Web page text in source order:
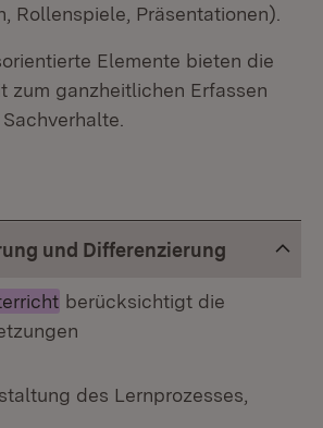
Rollenspiele, Präsentationen).
Elemente bieten die
zum ganzheitlichen Erfassen
und Differenzierung
berücksichtigt die
des Lernprozesses,